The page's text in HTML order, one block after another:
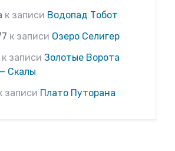
к записи Водопад Тобот
к записи Озеро Селигер
к записи Золотые Ворота
Скалы
записи Плато Путорана